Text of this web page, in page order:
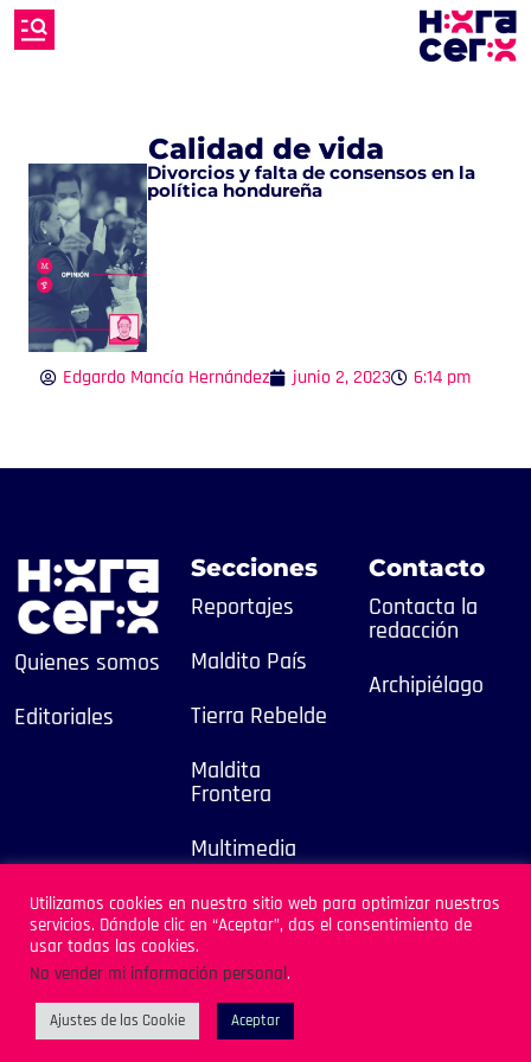
Calidad de vida
Divorcios y falta de consensos en la
política hondureña
Edgardo Mancía Hernández junio 2, 2023 6:14 pm
Quienes somos
Editoriales
Secciones
Reportajes
Maldito País
Tierra Rebelde
Maldita
Frontera
Multimedia
2025
Contacto
Contacta la
redacción
Archipiélago
Sitio Desarrollado por
Archipiélago
Utilizamos cookies en nuestro sitio web para optimizar nuestros
servicios. Dándole clic en “Aceptar”, das el consentimiento de
usar todas las cookies.
No vender mi información personal.
Ajustes de las Cookie Aceptar